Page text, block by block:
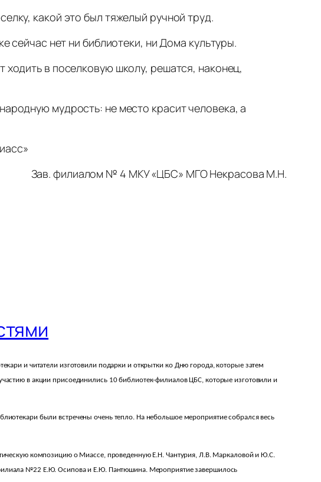
какой это был тяжелый ручной труд.
сейчас нет ни библиотеки, ни Дома культуры.
в поселковую школу, решатся, наконец,
мудрость: не место красит человека, а
Зав. филиалом № 4 МКУ «ЦБС» МГО Некрасова М.Н.
и читатели изготовили подарки и открытки ко Дню города, которые затем
в акции присоединились 10 библиотек-филиалов ЦБС, которые изготовили и
были встречены очень тепло. На небольшое мероприятие собрался весь
композицию о Миассе, проведенную Е.Н. Чантурия, Л.В. Маркаловой и Ю.С.
№22 Е.Ю. Осипова и Е.Ю. Пантюшина. Мероприятие завершилось